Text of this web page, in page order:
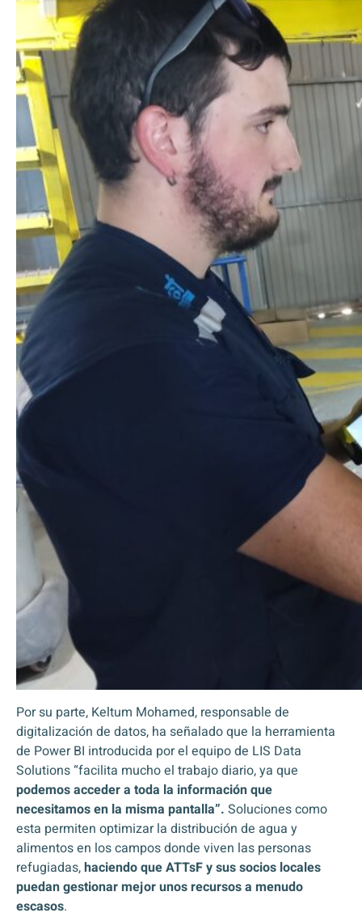
Por su parte, Keltum Mohamed, responsable de
digitalización de datos, ha señalado que la herramienta
de Power BI introducida por el equipo de LIS Data
Solutions “facilita mucho el trabajo diario, ya que
podemos acceder a toda la información que
necesitamos en la misma pantalla”. Soluciones como
esta permiten optimizar la distribución de agua y
alimentos en los campos donde viven las personas
refugiadas,haciendo que ATTsF y sus socios locales
puedan gestionar mejor unos recursos a menudo
escasos.